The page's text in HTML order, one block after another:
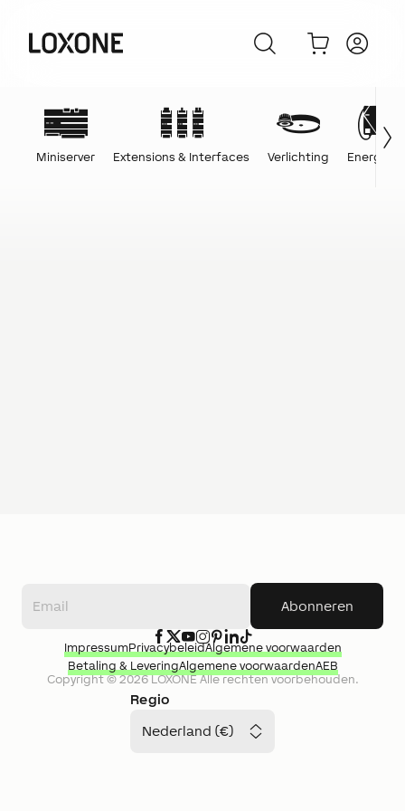
Miniserver Extensions & Interfaces Verlichting Energie
Abonneren
Regio
Nederland (€)
Copyright ©2026LOXONEAlle rechten voorbehouden.
ImpressumPrivacybeleidAlgemene voorwaarden
Betaling & LeveringAlgemene voorwaardenAEB